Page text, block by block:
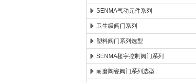
SENMA气动元件系列
卫生级阀门系列
塑料阀门系列选型
SENMA楼宇控制阀门系列
耐磨陶瓷阀门系列选型